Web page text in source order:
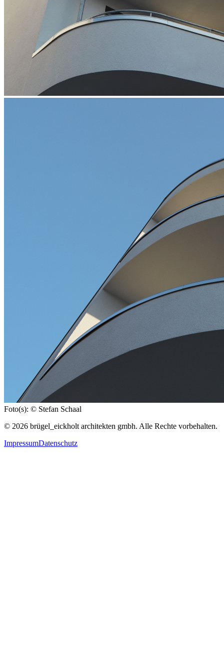
Foto(s): © Stefan Schaal
© 2026 brügel_eickholt architekten gmbh. Alle Rechte vorbehalten.
ImpressumDatenschutz